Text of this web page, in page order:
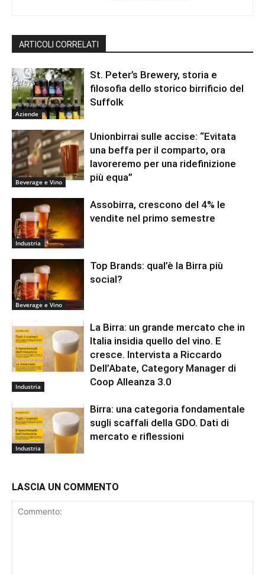
ARTICOLI CORRELATI
Aziende
St. Peter’s Brewery, storia e
filosofia dello storico birrificio del
Suffolk
Beverage e Vino
Unionbirrai sulle accise: “Evitata
una beffa per il comparto, ora
lavoreremo per una ridefinizione
più equa”
Industria
Assobirra, crescono del 4% le
vendite nel primo semestre
Beverage e Vino
Top Brands: qual’è la Birra più
social?
Industria
La Birra: un grande mercato che in
Italia insidia quello del vino. E
cresce. Intervista a Riccardo
Dell’Abate, Category Manager di
Coop Alleanza 3.0
Industria
Birra: una categoria fondamentale
sugli scaffali della GDO. Dati di
mercato e riflessioni
LASCIA UN COMMENTO